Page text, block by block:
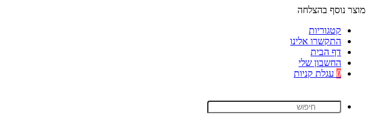
מוצר נוסף בהצלחה
קטגוריות
התקשרו אלינו
דף הבית
החשבון שלי
0 עגלת קניות